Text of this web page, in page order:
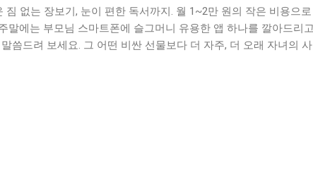
짐 없는 장보기, 눈이 편한 독서까지. 월 1~2만 원의 작은 비용으
말에는 부모님 스마트폰에 슬그머니 유용한 앱 하나를 깔아드리
씀드려 보세요. 그 어떤 비싼 선물보다 더 자주, 더 오래 자녀의